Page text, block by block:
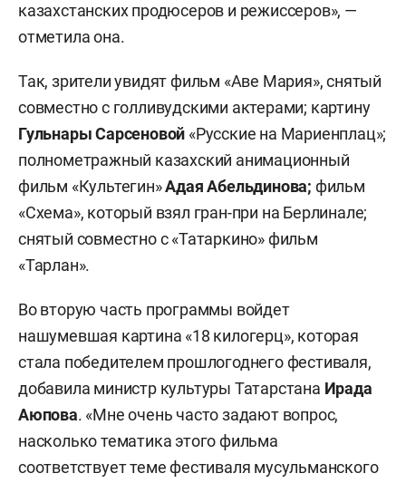
казахстанских продюсеров и режиссеров», —
отметила она.
Так, зрители увидят фильм «Аве Мария», снятый
совместно с голливудскими актерами; картину
Гульнары Сарсеновой «Русские на Мариенплац»;
полнометражный казахский анимационный
фильм «Культегин»АдаяАбельдинова; фильм
«Схема», который взял гран-при на Берлинале;
снятый совместно с «Татаркино» фильм
«Тарлан».
Во вторую часть программы войдет
нашумевшая картина «18 килогерц», которая
стала победителем прошлогоднего фестиваля,
добавила министр культуры Татарстана Ирада
Аюпова. «Мне очень часто задают вопрос,
насколько тематика этого фильма
соответствует теме фестиваля мусульманского